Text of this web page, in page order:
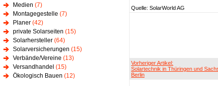
Medien (7)
Montagegestelle (7)
Planer (42)
private Solarseiten (15)
Solarhersteller (64)
Solarversicherungen (15)
Verbände/Vereine (13)
Versandhandel (15)
Ökologisch Bauen (12)
Quelle: SolarWorld AG
Vorheriger Artikel:
Solartechnik in Thüringen und
Berlin